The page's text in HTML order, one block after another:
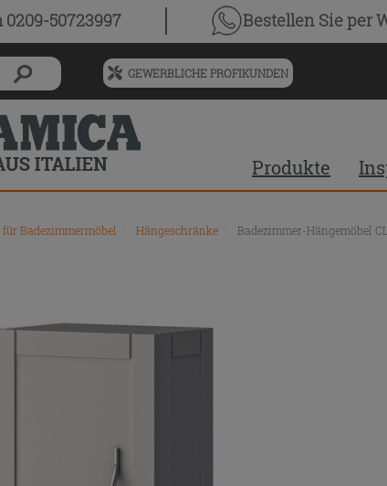
50723997 Bestellen Sieper
Menü
für
vorgeschlagenen
Siteinhalt
und
Suchprotokoll
GEWERBLICHE PROFIKUNDEN
Produkte
Badezimmermöbel Hängeschränke Badezimmer-Hängemöbel